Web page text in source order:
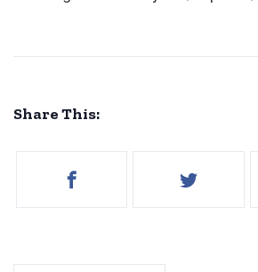
Share This: